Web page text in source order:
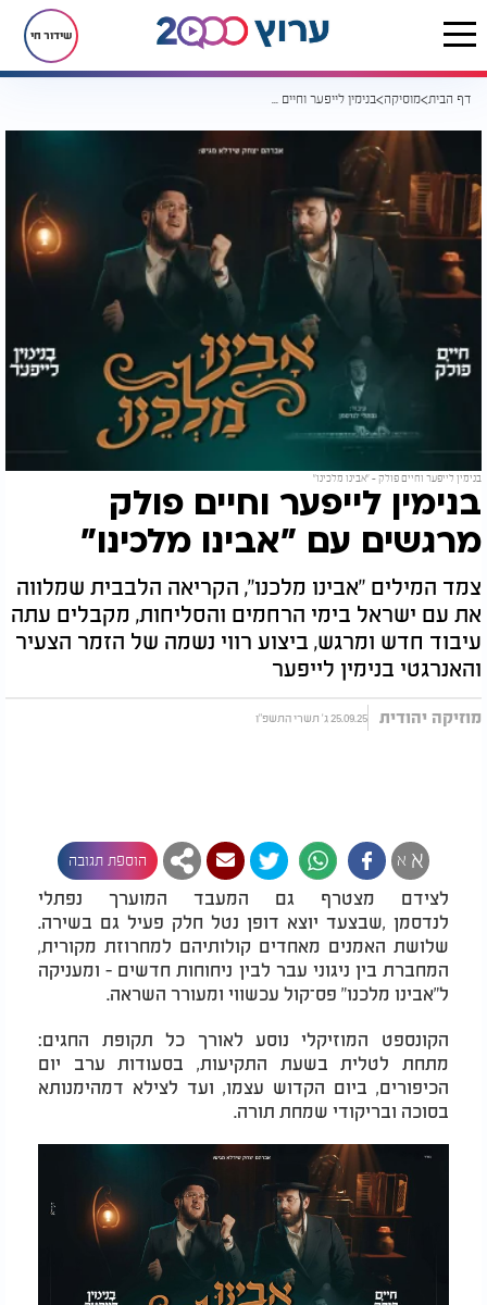
שידור חי
דף הבית מוסיקה בנימין לייפער וחיים פולק מרגשים עם "אבינו מלכינו"
בנימין לייפער וחיים פולק - "אבינו מלכינו"
בנימין לייפער וחיים פולק
מרגשים עם "אבינו מלכינו"
צמד המילים "אבינו מלכנו", הקריאה הלבבית שמלווה
את עם ישראל בימי הרחמים והסליחות, מקבלים עתה
עיבוד חדש ומרגש, ביצוע רווי נשמה של הזמר הצעיר
והאנרגטי בנימין לייפער
מוזיקה יהודית 25.09.25 ג' תשרי התשפ"ו
א א הוספת תגובה
לצידם מצטרף גם המעבד המוערך נפתלי
לנדסמן ,שבצעד יוצא דופן נטל חלק פעיל גם בשירה.
שלושת האמנים מאחדים קולותיהם למחרוזת מקורית,
המחברת בין ניגוני עבר לבין ניחוחות חדשים - ומעניקה
ל"אבינו מלכנו" פס־קול עכשווי ומעורר השראה.
הקונספט המוזיקלי נוסע לאורך כל תקופת החגים:
מתחת לטלית בשעת התקיעות, בסעודות ערב יום
הכיפורים, ביום הקדוש עצמו, ועד לצילא דמהימנותא
בסוכה ובריקודי שמחת תורה.